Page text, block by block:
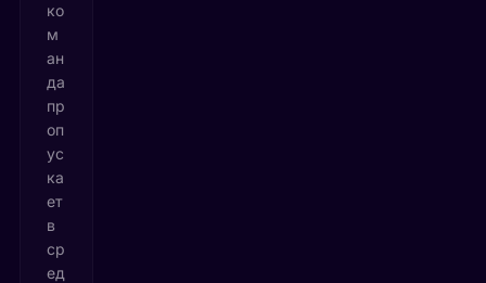
ко
м
ан
да
пр
оп
ус
ка
ет
в
ср
ед